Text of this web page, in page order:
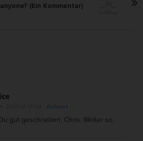
(Ein Kommentar)
- Antwort
gut geschrieben, Chris. Weiter so.